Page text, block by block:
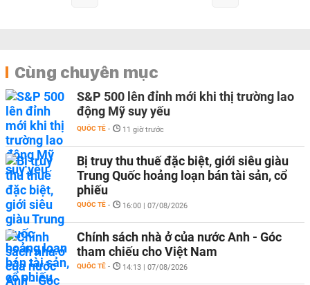
Cùng chuyên mục
S&P 500 lên đỉnh mới khi thị trường lao
động Mỹ suy yếu
QUỐC TẾ - 11 giờ trước
Bị truy thu thuế đặc biệt, giới siêu giàu
Trung Quốc hoảng loạn bán tài sản, cổ
phiếu
QUỐC TẾ - 16:00 | 07/08/2026
Chính sách nhà ở của nước Anh - Góc
tham chiếu cho Việt Nam
QUỐC TẾ - 14:13 | 07/08/2026